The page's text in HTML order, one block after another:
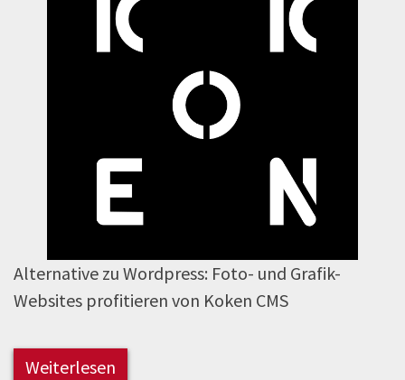
Alternative zu Wordpress: Foto- und Grafik-
Websites profitieren von Koken CMS
Weiterlesen